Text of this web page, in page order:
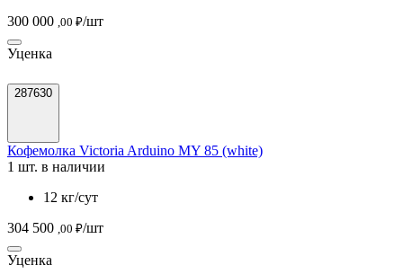
300 000 ,00 ₽/шт
Уценка
287630
Кофемолка Victoria Arduino MY 85 (white)
1 шт. в наличии
12 кг/сут
304 500 ,00 ₽/шт
Уценка